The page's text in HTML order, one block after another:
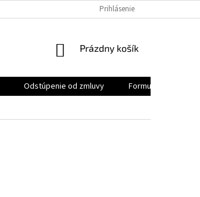
REKLAMAČNÝ PORIADOK FORMULÁR NA
Prihlásenie
NÁKUPNÝ
Prázdny košík
Odstúpenie od zmluvy
Formulár na